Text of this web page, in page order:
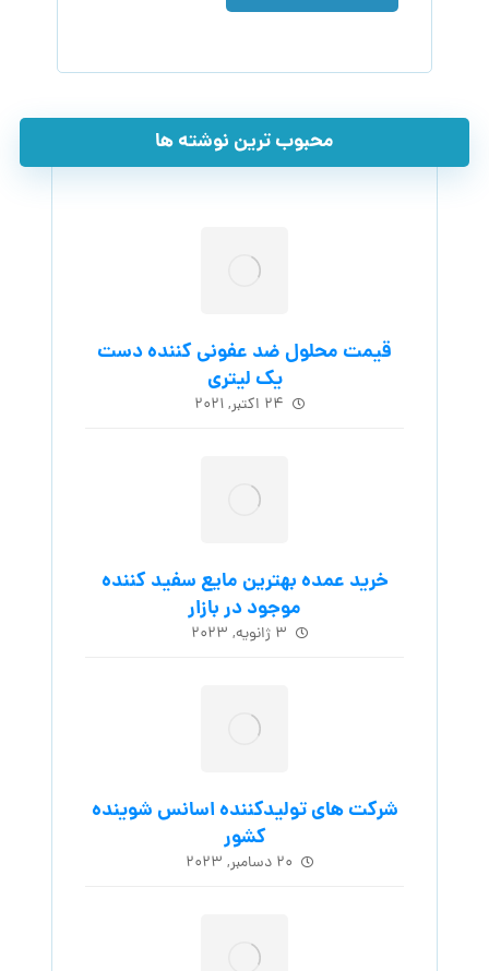
محبوب ترین نوشته ها
قیمت محلول ضد عفونی کننده دست
یک لیتری
۲۴ اکتبر, ۲۰۲۱
خرید عمده بهترین مایع سفید کننده
موجود در بازار
۳ ژانویه, ۲۰۲۳
شرکت های تولیدکننده اسانس شوینده
کشور
۲۰ دسامبر, ۲۰۲۳